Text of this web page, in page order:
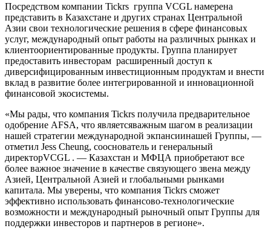
Посредством компании Tickrs группа VCGL намерена
представить в Казахстане и других странах Центральной
Азии свои технологические решения в сфере финансовых
услуг, международный опыт работы на различных рынках и
клиентоориентированные продукты. Группа планирует
предоставить инвесторам расширенный доступ к
диверсифицированным инвестиционным продуктам и внести
вклад в развитие более интегрированной и инновационной
финансовой экосистемы.
«Мы рады, что компания Tickrs получила предварительное
одобрение AFSA, что являетсяважным шагом в реализации
нашей стратегии международной экпансиинашей Группы, —
отметил Jess Cheung, сооснователь и генеральный
директорVCGL . — Казахстан и МФЦА приобретают все
более важное значение в качестве связующего звена между
Азией, Центральной Азией и глобальными рынками
капитала. Мы уверены, что компания Tickrs сможет
эффективно использовать финансово-технологические
возможности и международный рыночный опыт Группы для
поддержки инвесторов и партнеров в регионе».